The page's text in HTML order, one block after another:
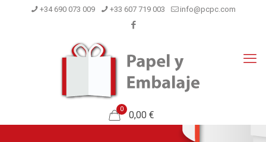
+34 690 073 009 +33 607 719 003 info@pcpc.com
0
0,00 €